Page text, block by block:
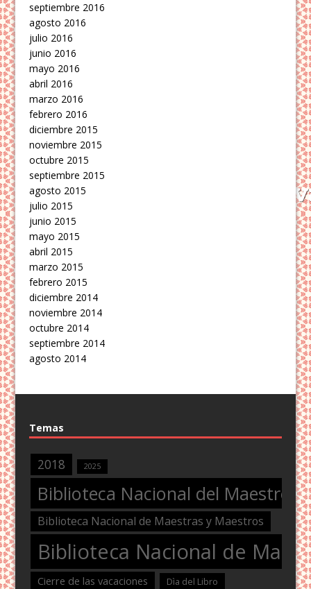
septiembre 2016
agosto 2016
julio 2016
junio 2016
mayo 2016
abril 2016
marzo 2016
febrero 2016
diciembre 2015
noviembre 2015
octubre 2015
septiembre 2015
agosto 2015
julio 2015
junio 2015
mayo 2015
abril 2015
marzo 2015
febrero 2015
diciembre 2014
noviembre 2014
octubre 2014
septiembre 2014
agosto 2014
Temas
2018 2025
Biblioteca Nacional del Maestro
Biblioteca Nacional de Maestras y Maestros
Biblioteca Nacional de
Cierre de las vacaciones Dìa del Libro